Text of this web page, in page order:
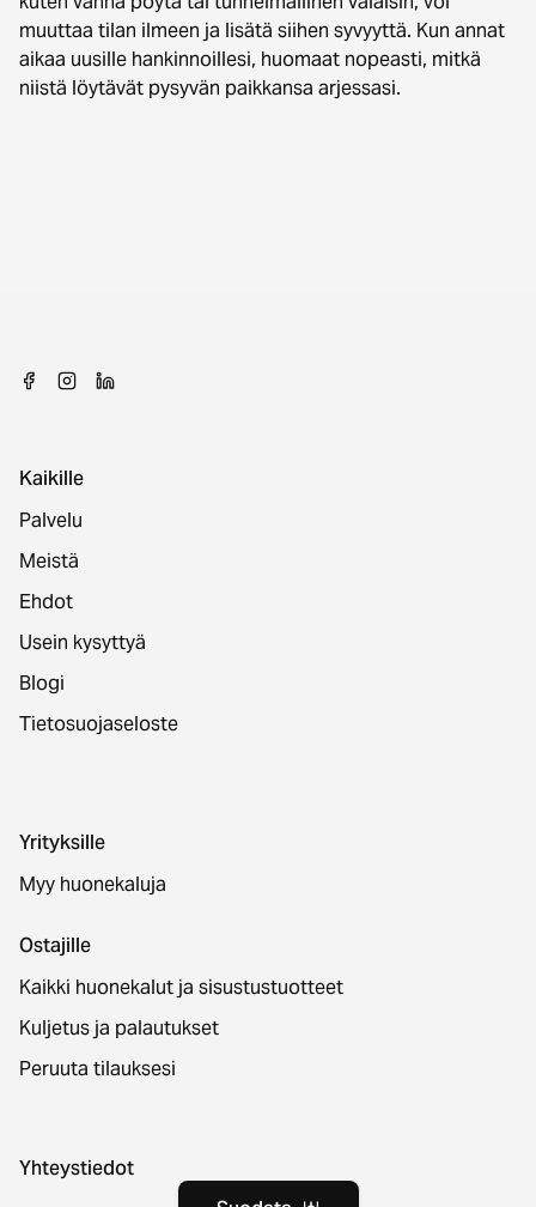
muuttaa tilan ilmeen ja lisätä siihen syvyyttä. Kun annat
aikaa uusille hankinnoillesi, huomaat nopeasti, mitkä
niistä löytävät pysyvän paikkansa arjessasi.
Kaikille
Palvelu
Meistä
Ehdot
Usein kysyttyä
Blogi
Tietosuojaseloste
Yrityksille
Myy huonekaluja
Ostajille
Kaikki huonekalut ja sisustustuotteet
Kuljetus ja palautukset
Peruuta tilauksesi
Yhteystiedot